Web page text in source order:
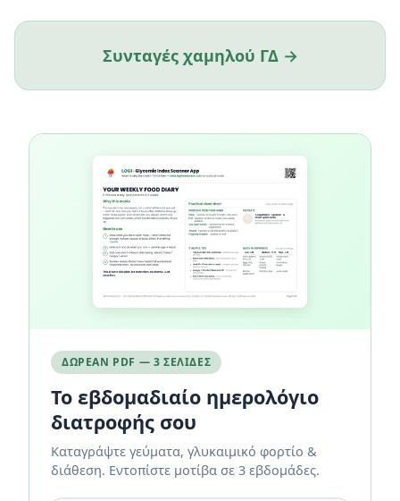
Συνταγές χαμηλού ΓΔ →
ΔΩΡΕΆΝ PDF — 3 ΣΕΛΊΔΕΣ
Το εβδομαδιαίο ημερολόγιο
διατροφής σου
Καταγράψτε γεύματα, γλυκαιμικό φορτίο &
διάθεση. Εντοπίστε μοτίβα σε 3 εβδομάδες.